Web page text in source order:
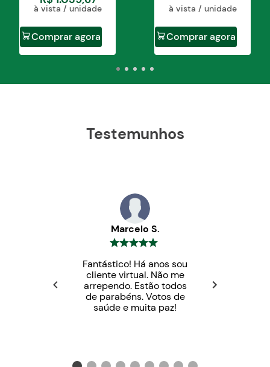
à vista / unidade
Comprar agora
à vista / unidade
Comprar agora
Testemunhos
Marcelo S.
Fantástico! Há anos sou
cliente virtual. Não me
arrependo. Estão todos
de parabéns. Votos de
saúde e muita paz!